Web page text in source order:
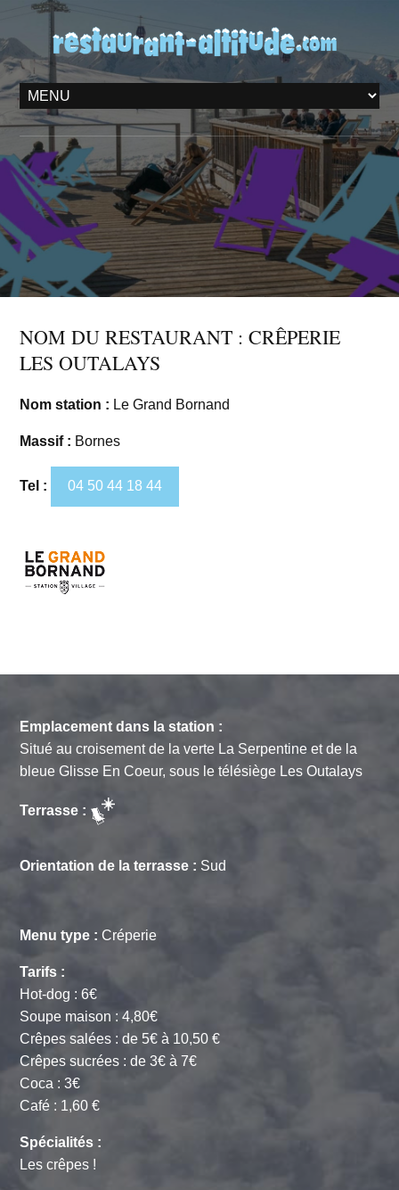
NOM DU RESTAURANT : CRÊPERIE
LES OUTALAYS
Nom station : Le Grand Bornand
Massif : Bornes
Tel : 04 50 44 18 44
Emplacement dans la station :
Situé au croisement de la verte La Serpentine et de la
bleue Glisse En Coeur, sous le télésiège Les Outalays
Terrasse :
Orientation de la terrasse : Sud
Menu type : Créperie
Tarifs :
Hot-dog : 6€
Soupe maison : 4,80€
Crêpes salées : de 5€ à 10,50 €
Crêpes sucrées : de 3€ à 7€
Coca : 3€
Café : 1,60 €
Spécialités :
Les crêpes !